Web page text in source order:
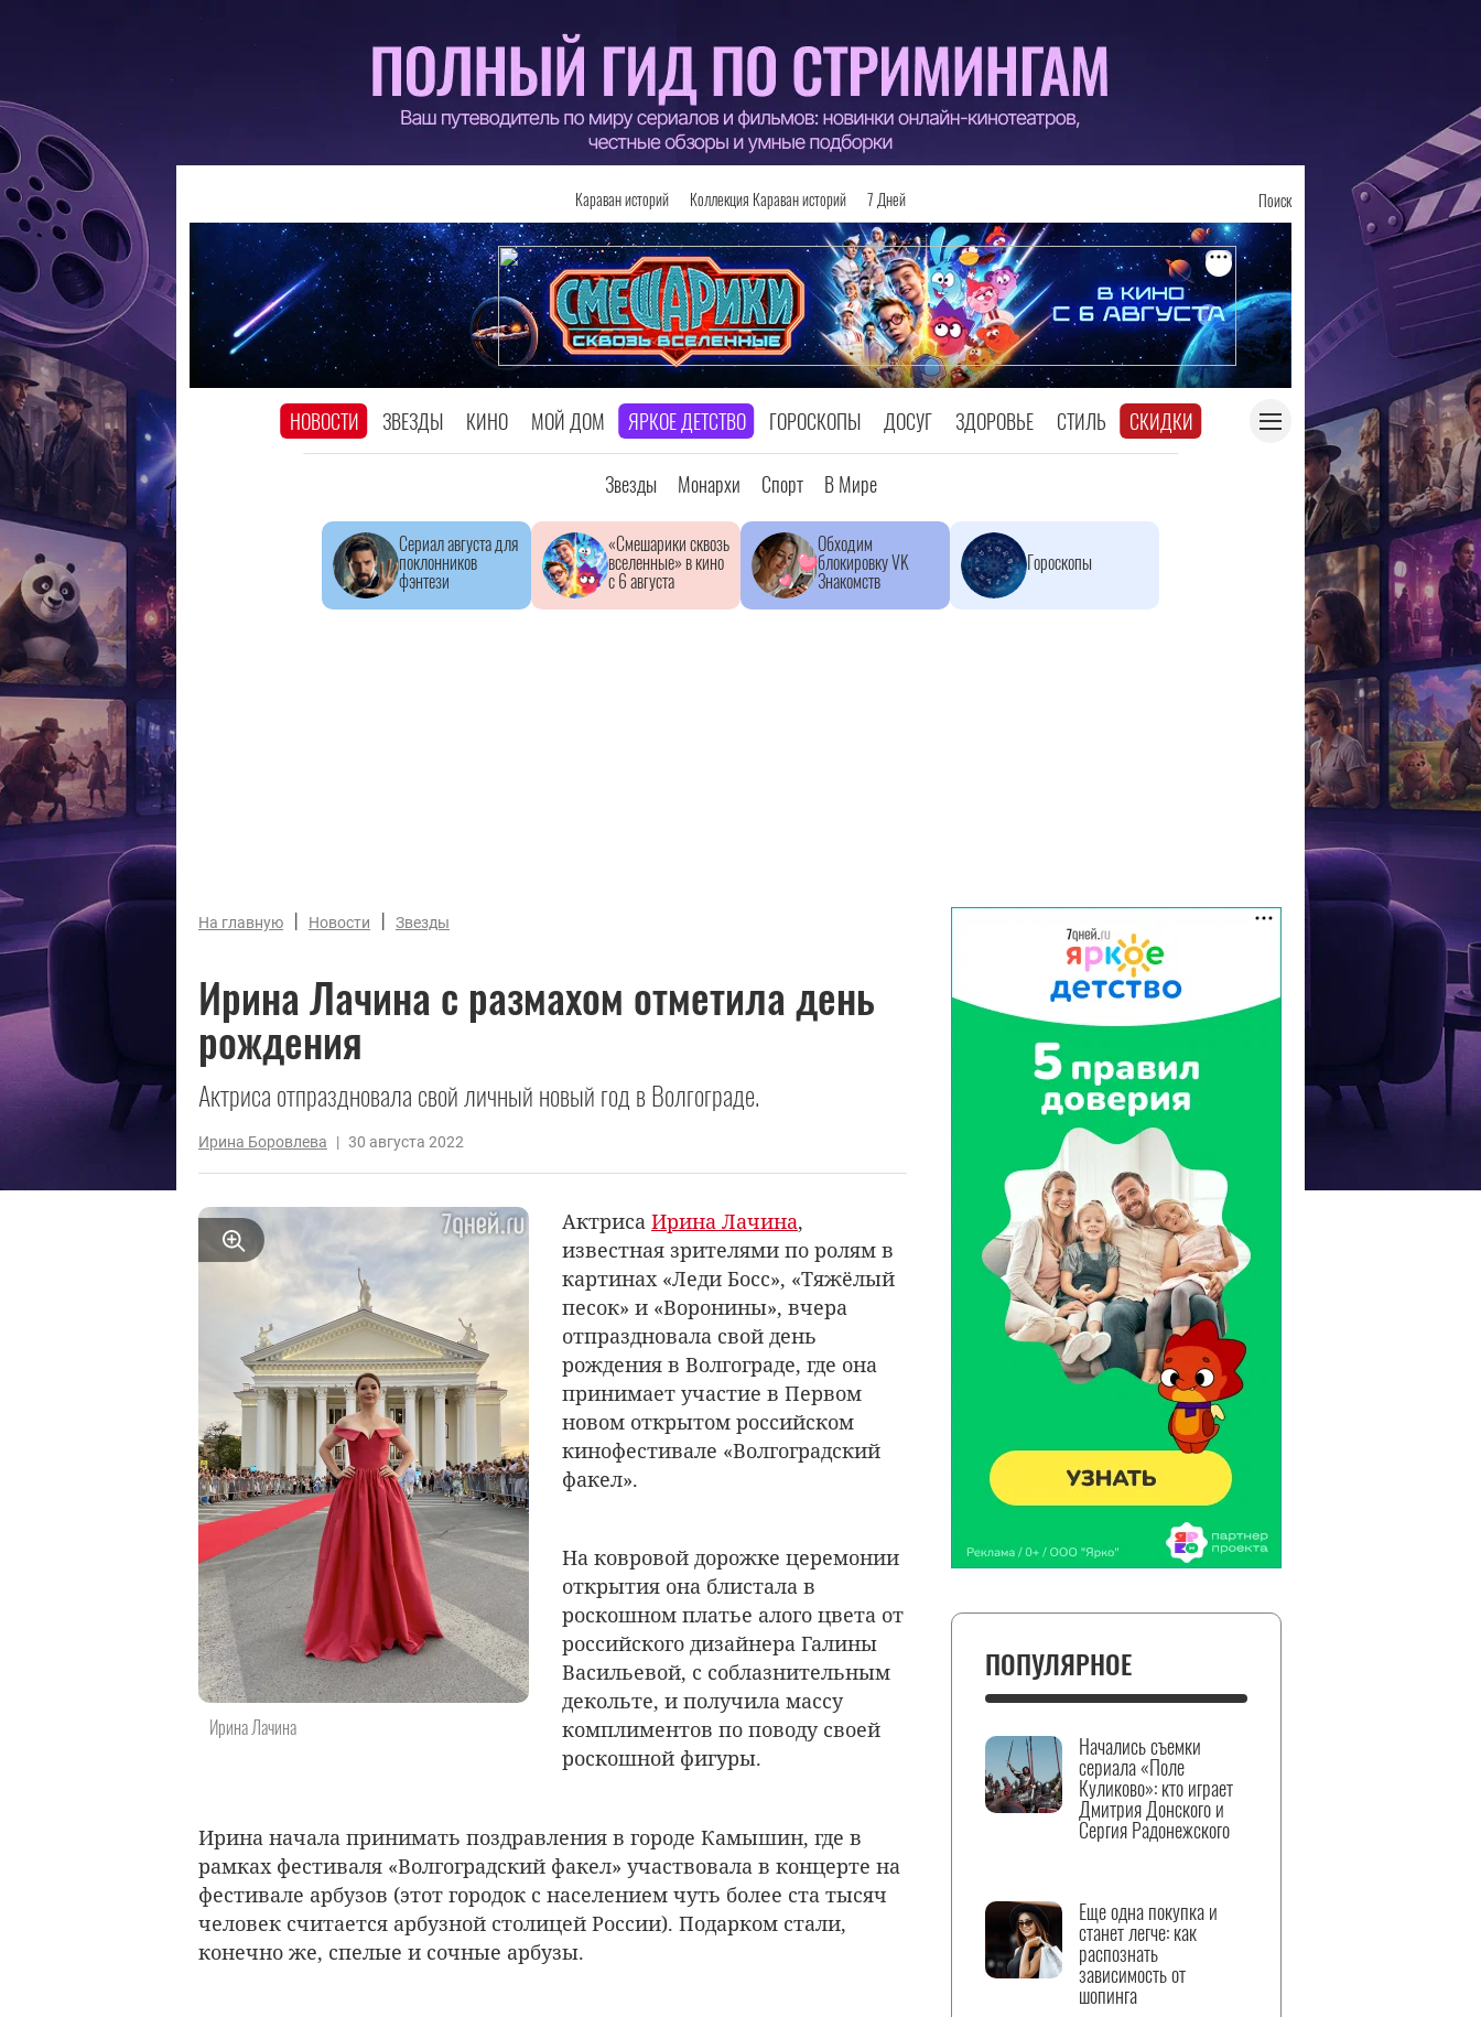
Караван историй Коллекция Караван историй 7 Дней Поиск
НОВОСТИ ЗВЕЗДЫ КИНО МОЙ ДОМ ЯРКОЕ ДЕТСТВО ГОРОСКОПЫ ДОСУГ ЗДОРОВЬЕ СТИЛЬ СКИДКИ
Звезды Монархи Спорт В Мире
Сериал августа для
поклонников
фэнтези
«Смешарики сквозь
вселенные» в кино
с 6 августа
Обходим
блокировку VK
Знакомств
Гороскопы
На главную | Новости | Звезды
Ирина Лачина с размахом отметила день
рождения
Актриса отпраздновала свой личный новый год в Волгограде.
Ирина Боровлева | 30 августа 2022
Ирина Лачина
Актриса Ирина Лачина,
известная зрителями по ролям в
картинах «Леди Босс», «Тяжёлый
песок» и «Воронины», вчера
отпраздновала свой день
рождения в Волгограде, где она
принимает участие в Первом
новом открытом российском
кинофестивале «Волгоградский
факел».
На ковровой дорожке церемонии
открытия она блистала в
роскошном платье алого цвета от
российского дизайнера Галины
Васильевой, с соблазнительным
декольте, и получила массу
комплиментов по поводу своей
роскошной фигуры.
Ирина начала принимать поздравления в городе Камышин, где в
рамках фестиваля «Волгоградский факел» участвовала в концерте на
фестивале арбузов (этот городок с населением чуть более ста тысяч
человек считается арбузной столицей России). Подарком стали,
конечно же, спелые и сочные арбузы.
ПОПУЛЯРНОЕ
Начались съемки
сериала «Поле
Куликово»: кто играет
Дмитрия Донского и
Сергия Радонежского
Еще одна покупка и
станет легче: как
распознать
зависимость от
шопинга